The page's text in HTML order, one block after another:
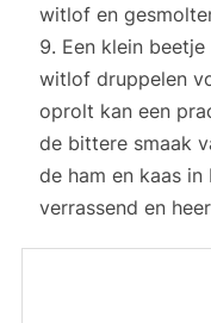
witlof en
Een klein
witlof druppelen
oprolt kan een
de bittere smaak
de ham en kaas
verrassend en